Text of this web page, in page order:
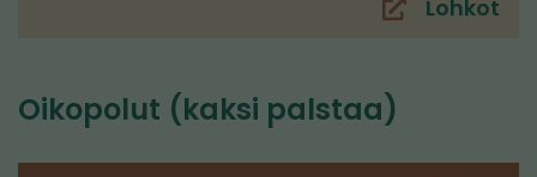
Lohkot
Oikopolut (kaksi palstaa)